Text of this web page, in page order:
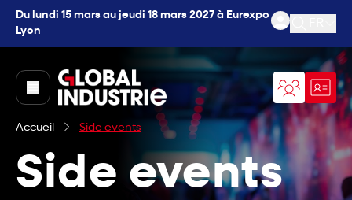
Du lundi 15 mars au jeudi 18 mars 2027 à Eurexpo
Lyon
Ouvrir
page.home
Accueil Side events
Side events